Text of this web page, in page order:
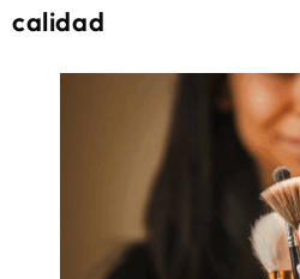
calidad